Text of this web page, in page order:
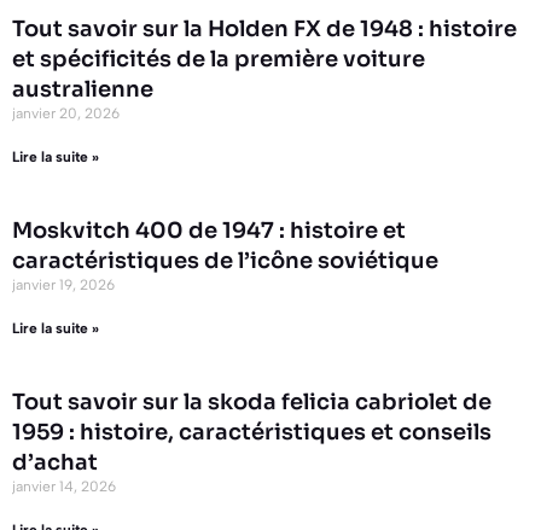
Tout savoir sur la Holden FX de 1948 : histoire
et spécificités de la première voiture
australienne
janvier 20, 2026
Lire la suite »
Moskvitch 400 de 1947 : histoire et
caractéristiques de l’icône soviétique
janvier 19, 2026
Lire la suite »
Tout savoir sur la skoda felicia cabriolet de
1959 : histoire, caractéristiques et conseils
d’achat
janvier 14, 2026